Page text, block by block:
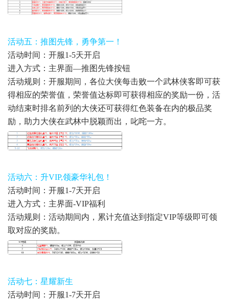
活动五：推图先锋，勇争第一！
活动时间：开服1-5天开启
进入方式：主界面—推图先锋按钮
活动规则：开服期间，各位大侠每击败一个武林侠客即可获
得相应的荣誉值，荣誉值达标即可获得相应的奖励一份，活
动结束时排名前列的大侠还可获得红色装备在内的极品奖
励，助力大侠在武林中脱颖而出，叱咤一方。
活动六：升VIP,领豪华礼包！
活动时间：开服1-7天开启
进入方式：主界面-VIP福利
活动规则：活动期间内，累计充值达到指定VIP等级即可领
取对应的奖励。
活动七：星耀新生
活动时间：开服1-7天开启